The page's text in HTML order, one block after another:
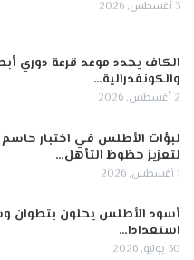
3 أغسطس, 2026
الكاف يحدد موعد قرعة دوري
والكونفدرالية…
2 أغسطس, 2026
لبؤات الأطلس في اختبار
لتعزيز حظوظ التأهل…
1 أغسطس, 2026
أسود الأطلس يحلون بتطوان
استعدادا…
30 يوليو, 2026